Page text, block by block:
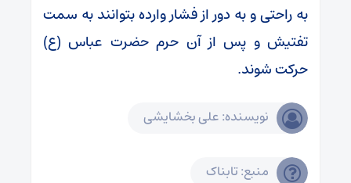
به راحتی و به دور از فشار وارده بتوانند به سمت
تفتیش و پس از آن حرم حضرت عباس (ع)
حرکت شوند.
نویسنده: علی بخشایشی
منبع: تابناک